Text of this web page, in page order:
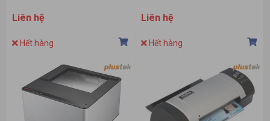
Liên hệ
Hết hàng
Liên hệ
Hết hàng